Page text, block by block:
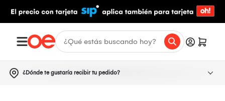
¿Dónde te gustaría recibir tu pedido?